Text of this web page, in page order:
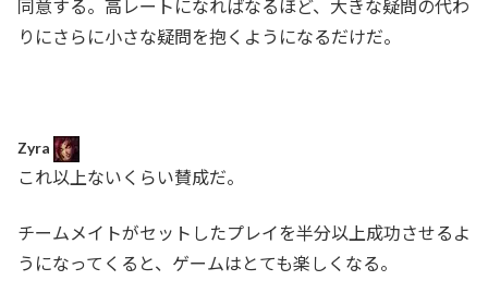
同意する。高レートになればなるほど、大きな疑問の代わ
りにさらに小さな疑問を抱くようになるだけだ。
Zyra
これ以上ないくらい賛成だ。
チームメイトがセットしたプレイを半分以上成功させるよ
うになってくると、ゲームはとても楽しくなる。